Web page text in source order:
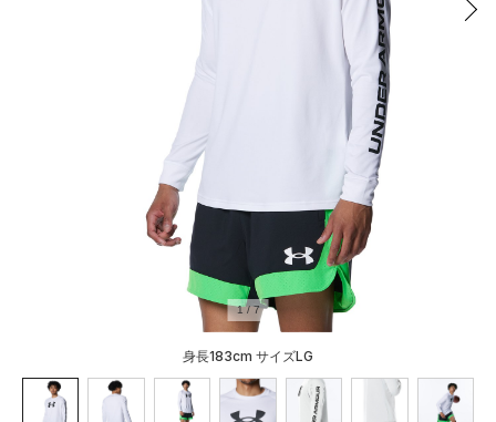
1/7
身長183cm サイズLG